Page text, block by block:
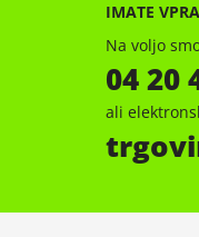
IMATE
Na voljo
04 20
ali